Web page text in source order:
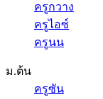
ครูกวาง
ครูไอซ์
ครูนน
ม.ต้น
ครูซัน